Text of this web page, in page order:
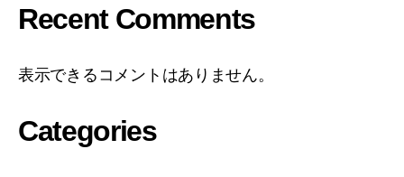
Recent Comments
表示できるコメントはありません。
Categories